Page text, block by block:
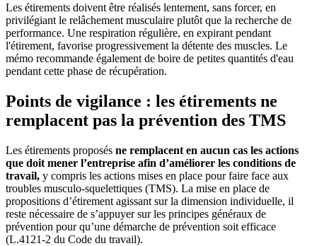
Les étirements doivent être réalisés lentement, sans forcer, en
privilégiant le relâchement musculaire plutôt que la recherche de
performance. Une respiration régulière, en expirant pendant
l'étirement, favorise progressivement la détente des muscles. Le
mémo recommande également de boire de petites quantités d'eau
pendant cette phase de récupération.
Points de vigilance : les étirements ne
remplacent pas la prévention des TMS
Les étirements proposés ne remplacent en aucun cas les actions
que doit mener l’entreprise afin d’améliorer les conditions de
travail, y compris les actions mises en place pour faire face aux
troubles musculo-squelettiques (TMS). La mise en place de
propositions d’étirement agissant sur la dimension individuelle, il
reste nécessaire de s’appuyer sur les principes généraux de
prévention pour qu’une démarche de prévention soit efficace
(L.4121-2 du Code du travail).